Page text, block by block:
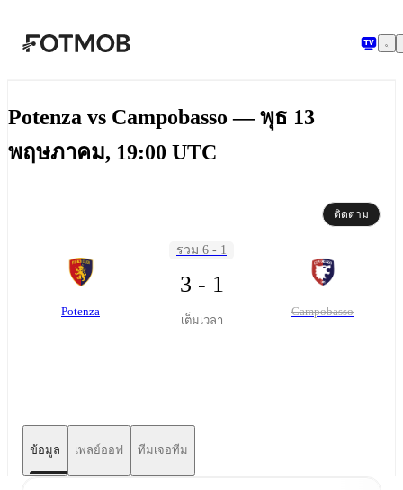
ข้ามไปยังเนื้อหาหลัก
Potenza vs Campobasso — พุธ 13
พฤษภาคม, 19:00 UTC
ติดตาม
Potenza
รวม 6 - 1
3 - 1
เต็มเวลา
Campobasso
ข้อมูล เพลย์ออฟ ทีมเจอทีม